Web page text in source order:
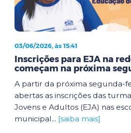
03/06/2026, às 15:41
Inscrições para EJA na
começam na próxima
A partir da próxima segunda-
abertas as inscrições das
Jovens e Adultos (EJA) nas
municipal... [saiba mais]